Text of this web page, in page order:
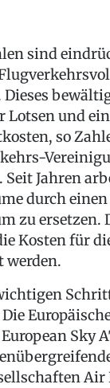
sind
Dieses
Lotsen und
so
Seit Jahren
durch
zu ersetzen.
Kosten für
werden.
Die
Sky
Air